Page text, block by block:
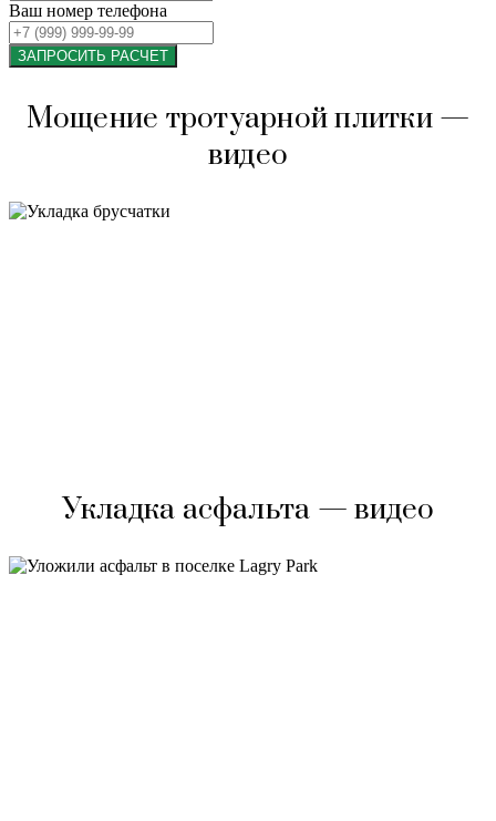
Ваш номер телефона
ЗАПРОСИТЬ РАСЧЕТ
Мощение тротуарной плитки —
видео
Укладка асфальта — видео